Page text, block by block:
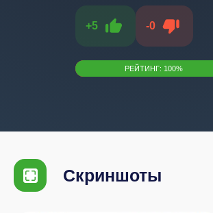
+5 -0
РЕЙТИНГ: 100%
Скриншоты